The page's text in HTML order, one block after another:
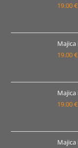
19.00€
19.00€
Majica
19.00€
Majica